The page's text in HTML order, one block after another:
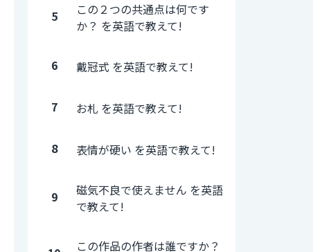
5
この２つの共通点は何です
か？ を英語で教えて!
6 戴冠式 を英語で教えて!
7 お札 を英語で教えて!
8 表情が硬い を英語で教えて!
9
磁気不良で使えません を英語
で教えて!
この作品の作者は誰ですか？